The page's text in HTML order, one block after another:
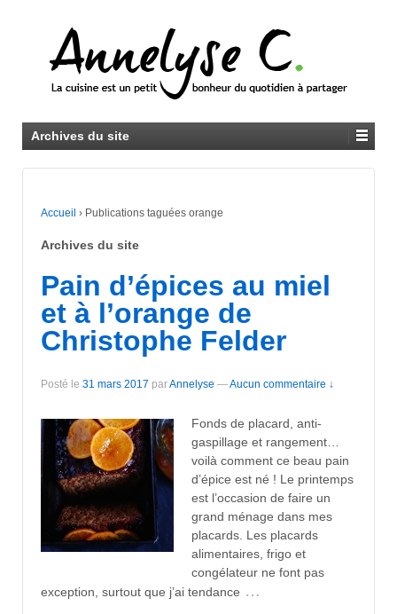
Archives du site
Accueil › Publications taguées orange
Archives du site
Pain d’épices au miel
et à l’orange de
Christophe Felder
Posté le 31 mars 2017 parAnnelyse —Aucun commentaire ↓
Fonds de placard, anti-
gaspillage et rangement…
voilà comment ce beau pain
d’épice est né ! Le printemps
est l’occasion de faire un
grand ménage dans mes
placards. Les placards
alimentaires, frigo et
congélateur ne font pas
exception, surtout que j’ai tendance …